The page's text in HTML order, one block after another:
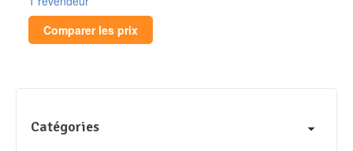
Comparer les prix
Catégories